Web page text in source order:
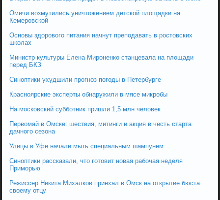
Омичи возмутились уничтожением детской площадки на
Кемеровской
Основы здорового питания начнут преподавать в ростовских
школах
Министр культуры Елена Мироненко станцевала на площади
перед БКЗ
Синоптики ухудшили прогноз погоды в Петербурге
Красноярские эксперты обнаружили в мясе микробы
На московский субботник пришли 1,5 млн человек
Первомай в Омске: шествия, митинги и акция в честь старта
дачного сезона
Улицы в Уфе начали мыть специальным шампунем
Синоптики рассказали, что готовит новая рабочая неделя
Приморью
Режиссер Никита Михалков приехал в Омск на открытие бюста
своему отцу